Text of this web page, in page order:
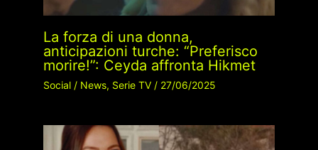
La forza di una donna,
anticipazioni turche: “Preferisco
morire!”: Ceyda affronta Hikmet
Social/ News, Serie TV/ 27/06/2025